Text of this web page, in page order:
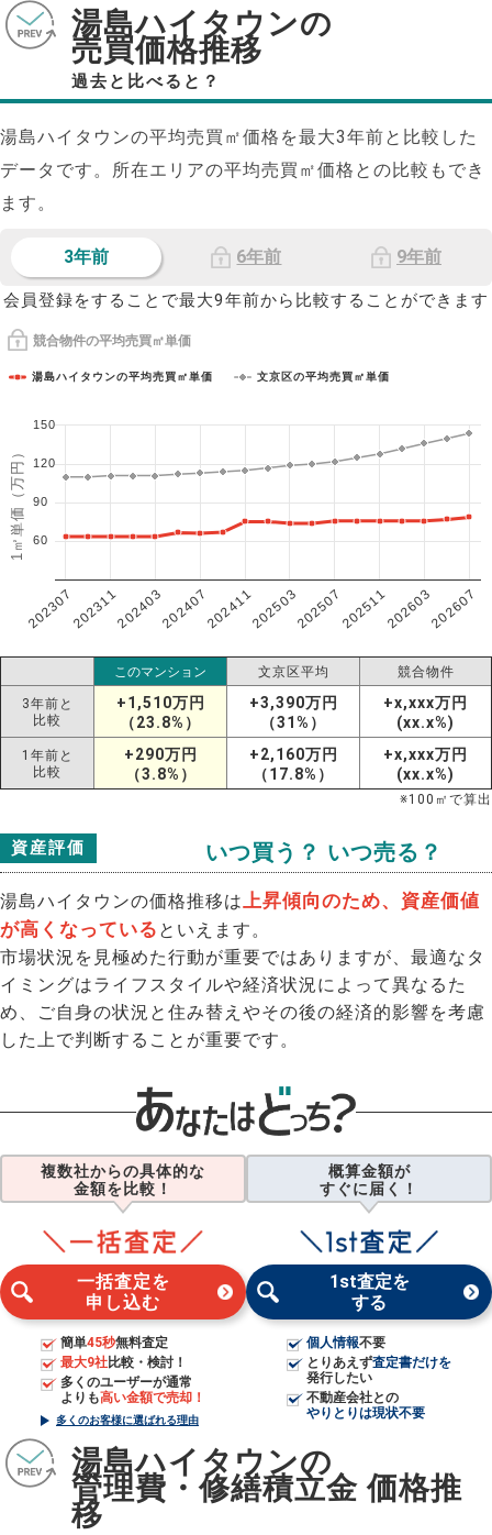
湯島ハイタウンの
売買価格推移
過去と比べると？
湯島ハイタウンの平均売買㎡価格を最大3年前と比較した
データです。所在エリアの平均売買㎡価格との比較もでき
ます。
3年前 6年前 9年前
会員登録をすることで最大9年前から比較することができます
競合物件の平均売買㎡単価
1㎡単価（万円）
湯島ハイタウンの平均売買㎡単価 文京区の平均売買㎡単価
202307202311202403202407202411202503202507202511202603202607
60
90
120
150
このマンション 文京区平均 競合物件
3年前と
比較
+1,510万円
（23.8%）
+3,390万円
（31%）
+x,xxx万円
(xx.x%)
1年前と
比較
+290万円
（3.8%）
+2,160万円
（17.8%）
+x,xxx万円
(xx.x%)
※100 ㎡で算出
資産評価 いつ買う？ いつ売る？
湯島ハイタウンの価格推移は上昇傾向のため、資産価値
が高くなっている といえます。
市場状況を見極めた行動が重要ではありますが、最適なタ
イミングはライフスタイルや経済状況によって異なるた
め、ご自身の状況と住み替えやその後の経済的影響を考慮
した上で判断することが重要です。
複数社からの具体的な
金額を比較！
一括査定を
申し込む
簡単45秒無料査定
最大9社比較・検討！
多くのユーザーが通常
よりも高い金額で売却！
多くのお客様に選ばれる理由
概算金額が
すぐに届く！
1st査定を
する
個人情報不要
とりあえず査定書だけを
発行したい
不動産会社との
やりとりは現状不要
湯島ハイタウンの
管理費・修繕積立金 価格推
移